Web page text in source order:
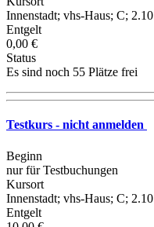
Innenstadt; vhs-Haus; C; 2.10
Entgelt
0,00 €
Status
Es sind noch 55 Plätze frei
Testkurs - nicht anmelden
Beginn
nur für Testbuchungen
Kursort
Innenstadt; vhs-Haus; C; 2.10
Entgelt